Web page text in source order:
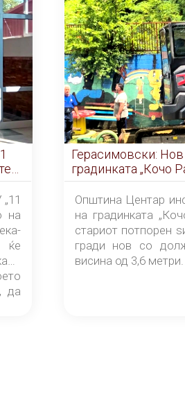
на
ќе
да
Герасимовски:
градинката „Кочо
5,99 милиони
Општина Центар
на градинката
стариот потпорен
гради нов со
висина од 3,6 метри.